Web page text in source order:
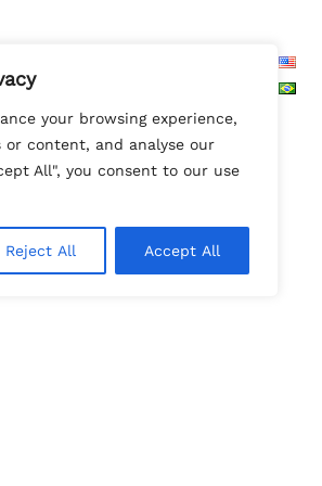
your browsing experience,
or content, and analyse our
All", you consent to our use
Reject All Accept All